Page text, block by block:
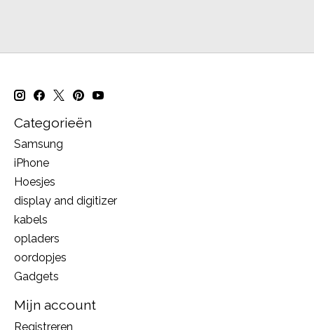
Categorieën
Samsung
iPhone
Hoesjes
display and digitizer
kabels
opladers
oordopjes
Gadgets
Mijn account
Registreren